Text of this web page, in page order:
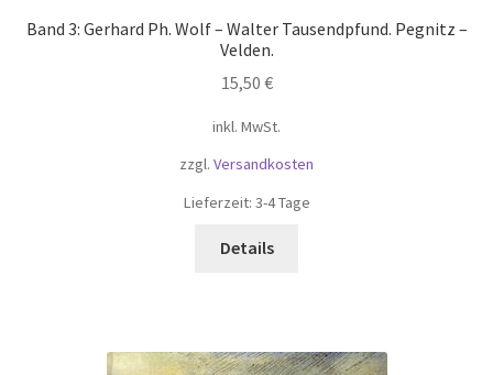
Band 3: Gerhard Ph. Wolf – Walter Tausendpfund. Pegnitz –
Velden.
15,50 €
inkl. MwSt.
zzgl. Versandkosten
Lieferzeit: 3-4 Tage
Details